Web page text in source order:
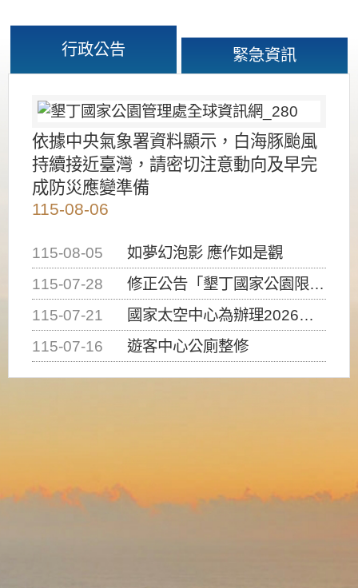
行政公告 緊急資訊
依據中央氣象署資料顯示，白海豚颱風
持續接近臺灣，請密切注意動向及早完
成防災應變準備
115-08-06
115-08-05
如夢幻泡影 應作如是觀
115-07-28
修正公告「墾丁國家公園限制水域遊憩活動之種類、範圍、時間及行為」，自即日生效。
115-07-21
國家太空中心為辦理2026台灣盃火箭競賽，陸、海、空域警戒及協調相關事宜，因颱風備案事宜
115-07-16
遊客中心公廁整修